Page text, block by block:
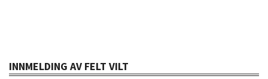
Rekrutt
INNMELDING AV FELT VILT